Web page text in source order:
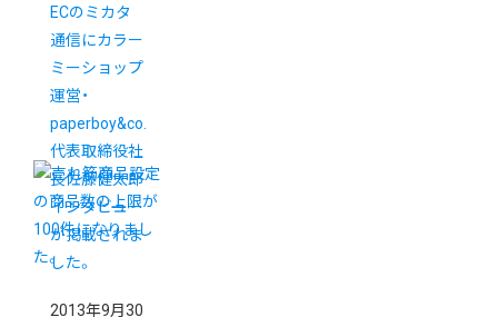
ECのミカタ
通信にカラー
ミーショップ
運営・
paperboy&co.
代表取締役社
長佐藤健太郎
インタビュー
が掲載されま
した。
2013年9月30